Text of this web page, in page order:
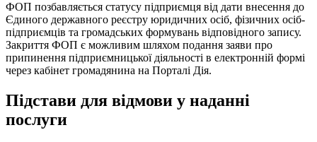
ФОП позбавляється статусу підприємця від дати внесення до
Єдиного державного реєстру юридичних осіб, фізичних осіб-
підприємців та громадських формувань відповідного запису.
Закриття ФОП є можливим шляхом подання заяви про
припинення підприємницької діяльності в електронній формі
через кабінет громадянина на Порталі Дія.
Підстави для відмови у наданні
послуги